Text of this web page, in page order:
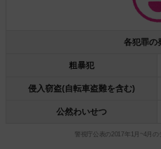
各犯罪の
粗暴犯
侵入窃盗(自転車盗難を含む)
公然わいせつ
警視庁公表の2017年1月~4月の